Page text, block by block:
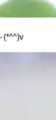
(*^^)v